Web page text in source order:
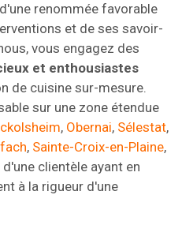
renommée favorable
et de ses savoir-
vous engagez des
et enthousiastes
de cuisine sur-mesure.
sur une zone étendue
, Obernai, Sélestat,
, Sainte-Croix-en-Plaine,
clientèle ayant en
à la rigueur d'une